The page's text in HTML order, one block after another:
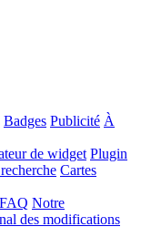
Badges Publicité À
de widget Plugin
Cartes
FAQ Notre
des modifications